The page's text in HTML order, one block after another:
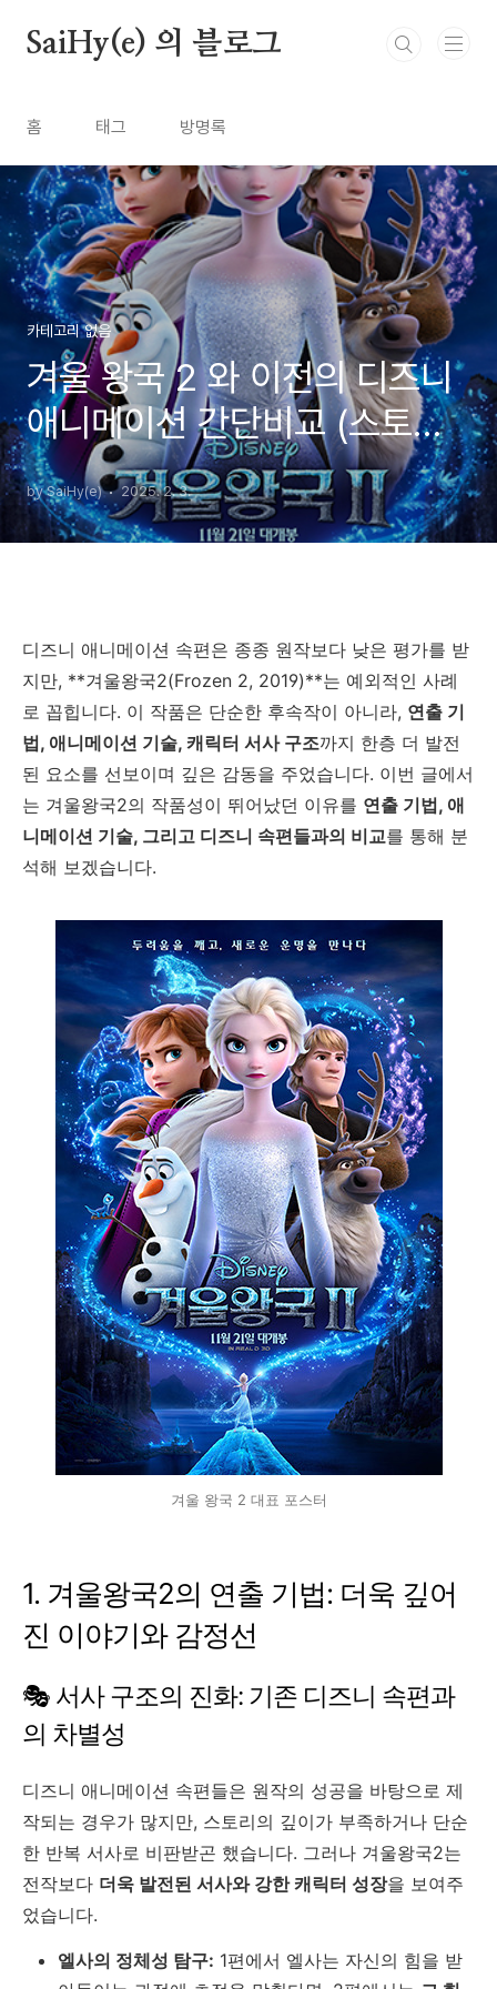
SaiHy(e) 의 블로그
홈 태그 방명록
카테고리 없음
겨울 왕국 2 와 이전의 디즈니
애니메이션 간단비교 (스토리,
음악, 메시지)
by SaiHy(e) 2025. 2. 3.
디즈니 애니메이션 속편은 종종 원작보다 낮은 평가를 받
지만, **겨울왕국2(Frozen 2, 2019)**는 예외적인 사례
로 꼽힙니다. 이 작품은 단순한 후속작이 아니라, 연출 기
법, 애니메이션 기술, 캐릭터 서사 구조까지 한층 더 발전
된 요소를 선보이며 깊은 감동을 주었습니다. 이번 글에서
는 겨울왕국2의 작품성이 뛰어났던 이유를 연출 기법, 애
니메이션 기술, 그리고 디즈니 속편들과의 비교를 통해 분
석해 보겠습니다.
겨울 왕국 2 대표 포스터
1. 겨울왕국2의 연출 기법: 더욱 깊어
진 이야기와 감정선
🎭 서사 구조의 진화: 기존 디즈니 속편과
의 차별성
디즈니 애니메이션 속편들은 원작의 성공을 바탕으로 제
작되는 경우가 많지만, 스토리의 깊이가 부족하거나 단순
한 반복 서사로 비판받곤 했습니다. 그러나 겨울왕국2는
전작보다 더욱 발전된 서사와 강한 캐릭터 성장을 보여주
었습니다.
엘사의 정체성 탐구: 1편에서 엘사는 자신의 힘을 받